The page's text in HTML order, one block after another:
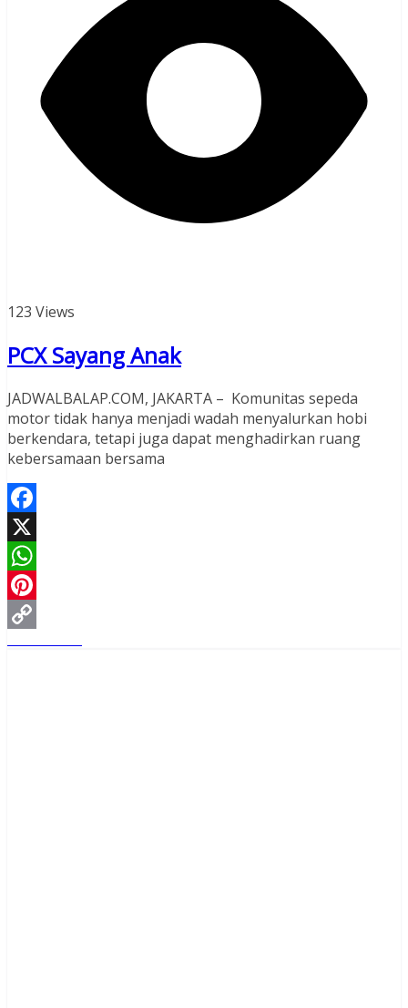
123 Views
PCX Sayang Anak
JADWALBALAP.COM, JAKARTA – Komunitas sepeda
motor tidak hanya menjadi wadah menyalurkan hobi
berkendara, tetapi juga dapat menghadirkan ruang
kebersamaan bersama
Facebook
X
WhatsApp
Pinterest
Copy